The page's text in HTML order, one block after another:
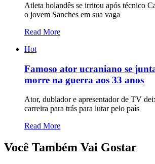
Atleta holandês se irritou após técnico
o jovem Sanches em sua vaga
Read More
Hot
Famoso ator ucraniano se
morre na guerra aos 33 anos
Ator, dublador e apresentador de TV
carreira para trás para lutar pelo país
Read More
Você Também Vai Gostar